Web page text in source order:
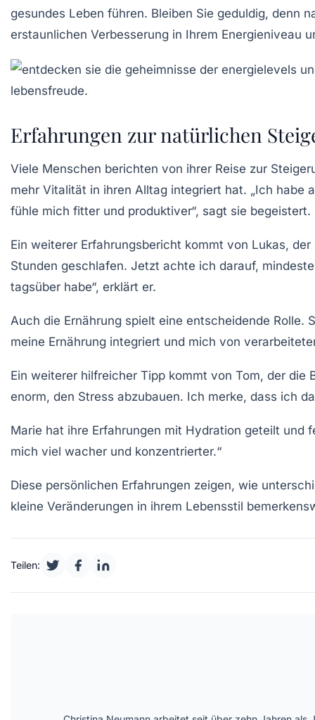
gesundes Leben führen. Bleiben Sie geduldig, denn
erstaunlichen Verbesserung in Ihrem Energieniveau
Erfahrungen zur natürlichen
Viele Menschen berichten von ihrer Reise zur
mehr Vitalität in ihren Alltag integriert hat. „Ich habe
fühle mich fitter und produktiver“, sagt sie begeistert.
Ein weiterer Erfahrungsbericht kommt von Lukas,
Stunden geschlafen. Jetzt achte ich darauf,
tagsüber habe“, erklärt er.
Auch die Ernährung spielt eine entscheidende
meine Ernährung integriert und mich von
Ein weiterer hilfreicher Tipp kommt von Tom, der die
enorm, den Stress abzubauen. Ich merke, dass ich
Marie hat ihre Erfahrungen mit Hydration geteilt und
mich viel wacher und konzentrierter.“
Diese persönlichen Erfahrungen zeigen, wie
kleine Veränderungen in ihrem Lebensstil
Teilen: